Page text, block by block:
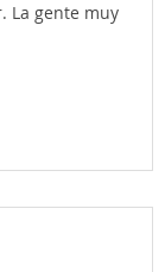
La gente muy